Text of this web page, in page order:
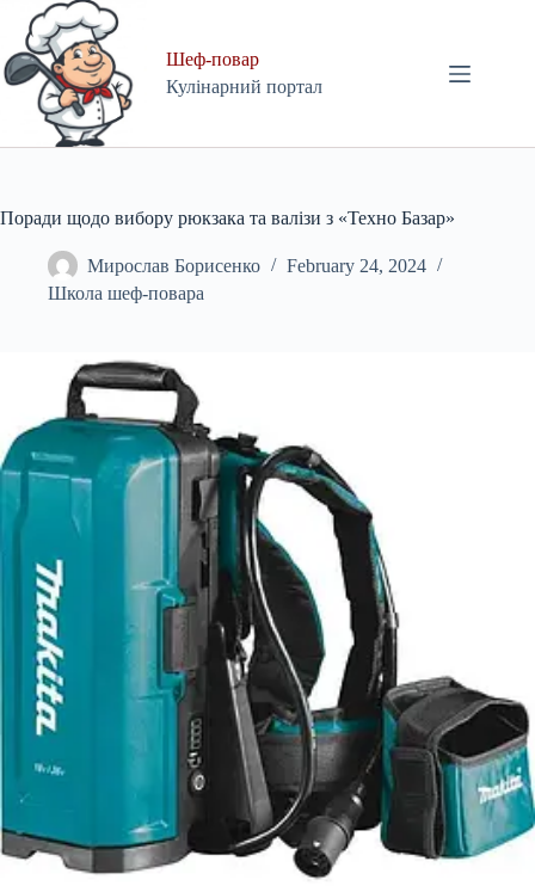
content
Шеф-повар
Кулінарний портал
Поради щодо вибору рюкзака та валізи з «Техно Базар»
Мирослав Борисенко
February 24, 2024
Школа шеф-повара